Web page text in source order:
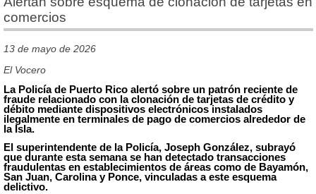
comercios
13 de mayo de 2026
El Vocero
La Policía de Puerto Rico alertó sobre un patrón reciente de
fraude relacionado con la clonación de tarjetas de crédito y
débito mediante dispositivos electrónicos instalados
ilegalmente en terminales de pago de comercios alrededor de
la Isla.
El superintendente de la Policía, Joseph González, subrayó
que durante esta semana se han detectado transacciones
fraudulentas en establecimientos de áreas como de Bayamón,
San Juan, Carolina y Ponce, vinculadas aeste esquema
delictivo.